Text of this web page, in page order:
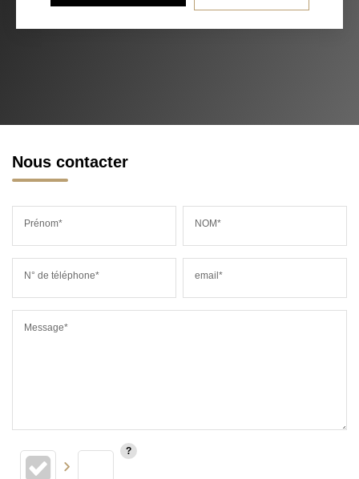
Nous contacter
Prénom* NOM*
N° de téléphone* email*
Message*